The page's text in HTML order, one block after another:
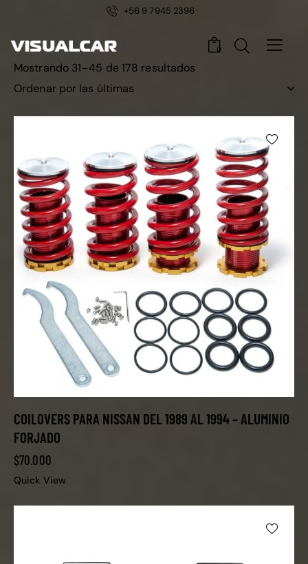
+56 9 7945 2396
0
Mostrando 31–45 de 178 resultados
COILOVERS PARA NISSAN DEL 1989 AL 1994 – ALUMINIO
FORJADO
$70.000
Quick View